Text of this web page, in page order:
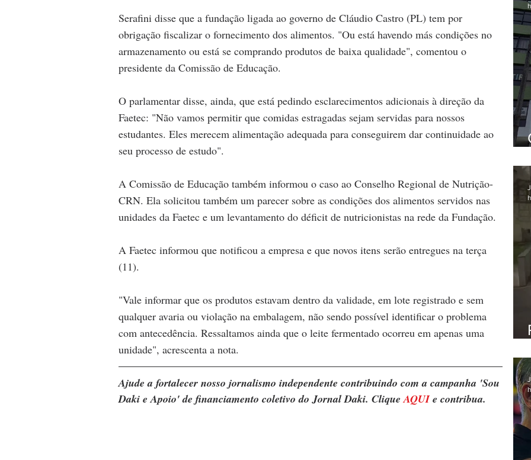
Serafini disse que a fundação ligada ao governo de Cláudio Castro (PL) tem por
obrigação fiscalizar o fornecimento dos alimentos. "Ou está havendo más condições no
armazenamento ou está se comprando produtos de baixa qualidade", comentou o
presidente da Comissão de Educação.
O parlamentar disse, ainda, que está pedindo esclarecimentos adicionais à direção da
Faetec: "Não vamos permitir que comidas estragadas sejam servidas para nossos
estudantes. Eles merecem alimentação adequada para conseguirem dar continuidade ao
seu processo de estudo".
A Comissão de Educação também informou o caso ao Conselho Regional de Nutrição-
CRN. Ela solicitou também um parecer sobre as condições dos alimentos servidos nas
unidades da Faetec e um levantamento do déficit de nutricionistas na rede da Fundação.
A Faetec informou que notificou a empresa e que novos itens serão entregues na terça
(11).
"Vale informar que os produtos estavam dentro da validade, em lote registrado e sem
qualquer avaria ou violação na embalagem, não sendo possível identificar o problema
com antecedência. Ressaltamos ainda que o leite fermentado ocorreu em apenas uma
unidade", acrescenta a nota.
Ajude a fortalecer nosso jornalismo independente contribuindo com a campanha 'Sou
Daki e Apoio' de financiamento coletivo do Jornal Daki. Clique AQUI e contribua.